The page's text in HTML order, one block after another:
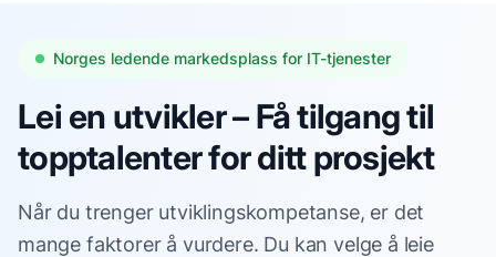
Norges ledende markedsplass for IT-tjenester
Lei en utvikler – Få tilgang til
topptalenter for ditt prosjekt
Når du trenger utviklingskompetanse, er det
mange faktorer å vurdere. Du kan velge å leie